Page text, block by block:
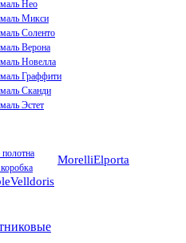
Нео
Микси
Соленто
Верона
Новелла
Граффити
Сканди
Эстет
Velldoris
MorelliElporta